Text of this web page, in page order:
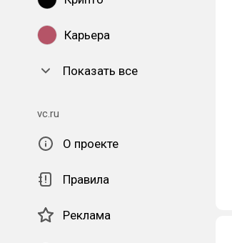
Карьера
Показать все
vc.ru
О проекте
Правила
Реклама